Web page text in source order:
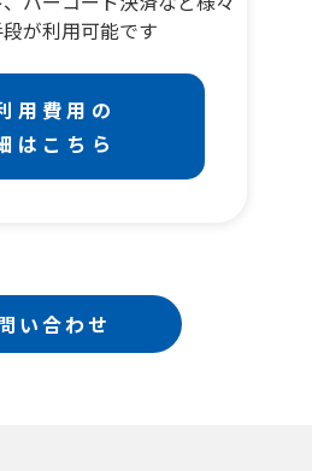
が利用可能です
用費用の
はこちら
い合わせ